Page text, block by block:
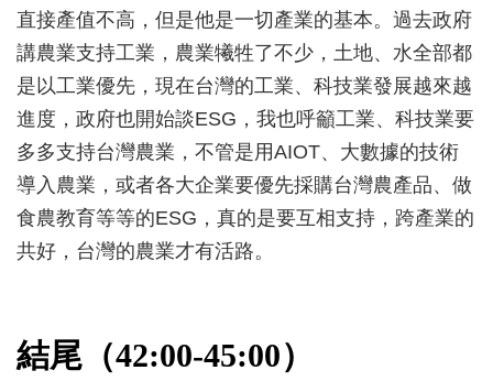
直接產值不高，但是他是一切產業的基本。過去政府
講農業支持工業，農業犧牲了不少，土地、水全部都
是以工業優先，現在台灣的工業、科技業發展越來越
進度，政府也開始談ESG，我也呼籲工業、科技業要
多多支持台灣農業，不管是用AIOT、大數據的技術
導入農業，或者各大企業要優先採購台灣農產品、做
食農教育等等的ESG，真的是要互相支持，跨產業的
共好，台灣的農業才有活路。
結尾（42:00-45:00）